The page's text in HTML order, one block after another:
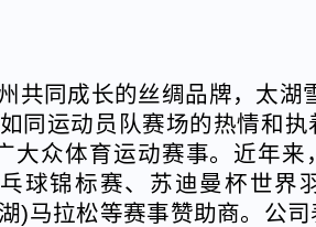
共同成长的丝绸品牌，太湖
同运动员队赛场的热情和
大众体育运动赛事。近年来
球锦标赛、苏迪曼杯世界
)马拉松等赛事赞助商。公